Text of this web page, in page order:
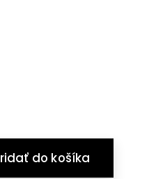
do košíka